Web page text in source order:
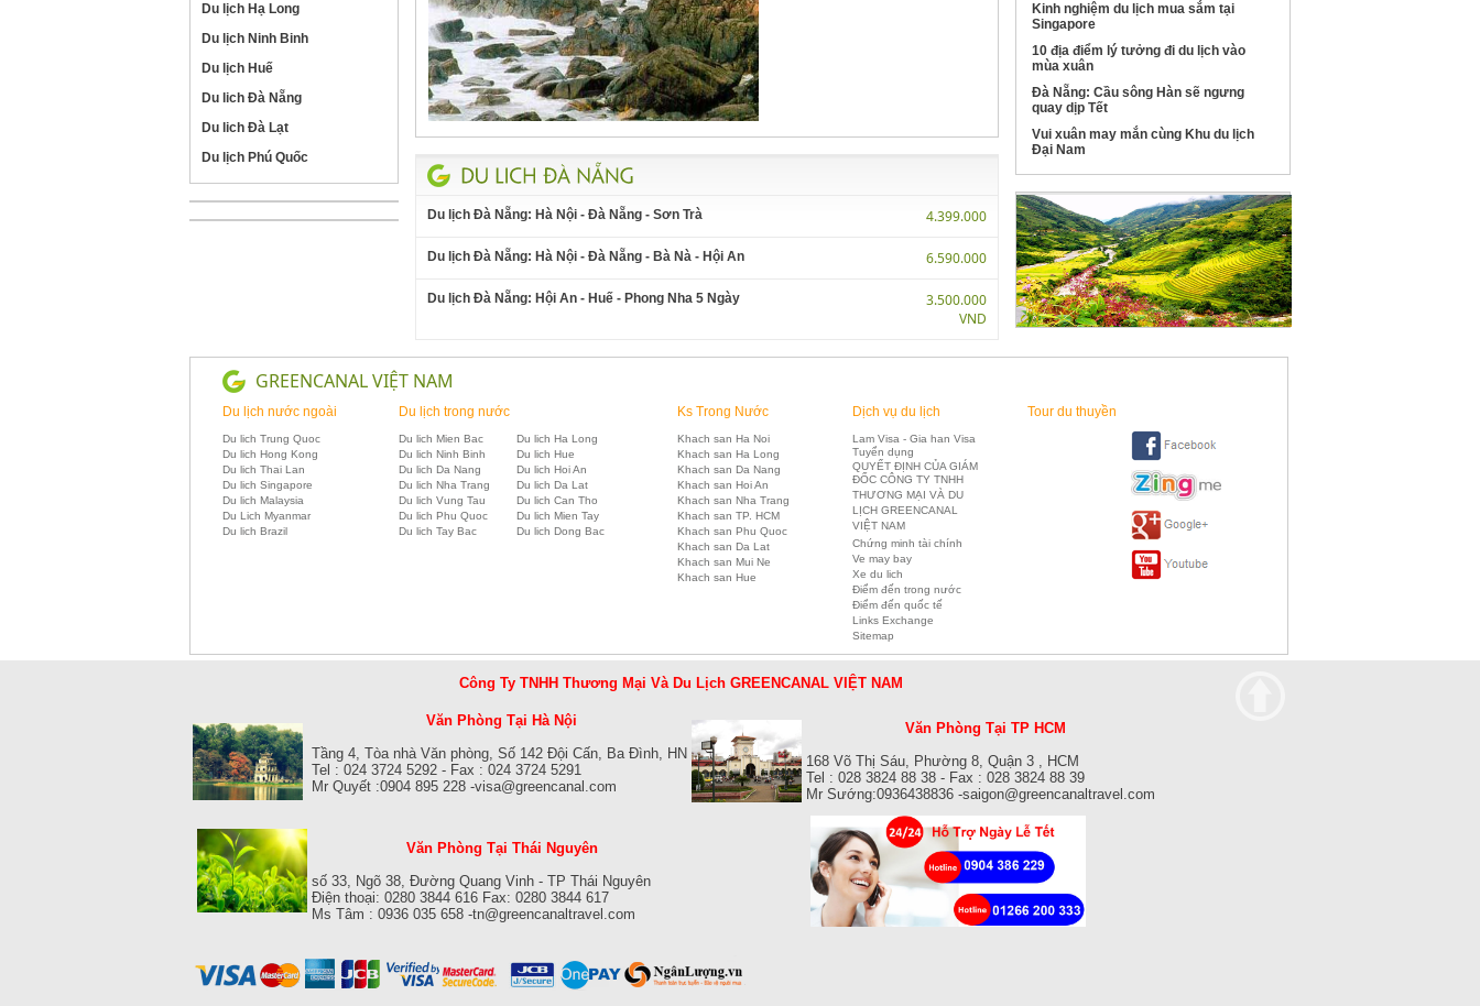
Du lịch Hạ Long
Du lịch Ninh Binh
Du lịch Huế
Du lich Đà Nẵng
Du lich Đà Lạt
Du lịch Phú Quốc
Du lịch Đà Nẵng: Hà Nội - Đà Nẵng - Sơn Trà 4.399.000
Du lịch Đà Nẵng: Hà Nội - Đà Nẵng - Bà Nà - Hội An 6.590.000
Du lịch Đà Nẵng: Hội An - Huế - Phong Nha 5 Ngày
3.500.000
VND
Kinh nghiệm du lịch mua sắm tại
Singapore
10 địa điểm lý tưởng đi du lịch vào
mùa xuân
Đà Nẵng: Cầu sông Hàn sẽ ngưng
quay dịp Tết
Vui xuân may mắn cùng Khu du lịch
Đại Nam
GREENCANAL VIỆT NAM
Du lịch nước ngoài
Du lich Trung Quoc
Du lich Hong Kong
Du lich Thai Lan
Du lich Singapore
Du lich Malaysia
Du Lich Myanmar
Du lich Brazil
Du lịch trong nước
Du lich Mien Bac
Du lich Ha Long
Du lich Ninh Binh
Du lich Hue
Du lich Da Nang
Du lich Hoi An
Du lich Nha Trang
Du lich Da Lat
Du lich Vung Tau
Du lich Can Tho
Du lich Phu Quoc
Du lich Mien Tay
Du lich Tay Bac
Du lich Dong Bac
Ks Trong Nước
Khach san Ha Noi
Khach san Ha Long
Khach san Da Nang
Khach san Hoi An
Khach san Nha Trang
Khach san TP. HCM
Khach san Phu Quoc
Khach san Da Lat
Khach san Mui Ne
Khach san Hue
Dịch vụ du lịch
Lam Visa - Gia han Visa
Tuyển dụng
QUYẾT ĐỊNH CỦA GIÁM
ĐỐC CÔNG TY TNHH
THƯƠNG MẠI VÀ DU
LỊCH GREENCANAL
VIỆT NAM
Chứng minh tài chính
Ve may bay
Xe du lich
Điểm đến trong nước
Điểm đến quốc tế
Links Exchange
Sitemap
Tour du thuyền
Công Ty TNHH Thương Mại Và Du Lịch GREENCANAL VIỆT NAM
Văn Phòng Tại Hà Nội
Tầng 4, Tòa nhà Văn phòng, Số 142 Đội Cấn, Ba Đình, HN
Tel : 024 3724 5292 - Fax : 024 3724 5291
Mr Quyết :0904 895 228 -visa@greencanal.com
Văn Phòng Tại TP HCM
168 Võ Thị Sáu, Phường 8, Quận 3 , HCM
Tel : 028 3824 88 38 - Fax : 028 3824 88 39
Mr Sướng:0936438836 -saigon@greencanaltravel.com
Văn Phòng Tại Thái Nguyên
số 33, Ngõ 38, Đường Quang Vinh - TP Thái Nguyên
Điện thoại: 0280 3844 616 Fax: 0280 3844 617
Ms Tâm : 0936 035 658 -tn@greencanaltravel.com